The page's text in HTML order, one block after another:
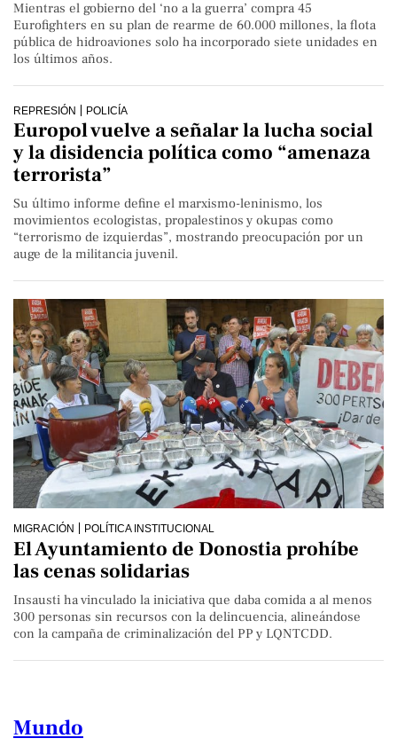
Mientras el gobierno del ‘no a la guerra’ compra 45
Eurofighters en su plan de rearme de 60.000 millones, la flota
pública de hidroaviones solo ha incorporado siete unidades en
los últimos años.
REPRESIÓN POLICÍA
Europol vuelve a señalar la lucha social
y la disidencia política como “amenaza
terrorista”
Su último informe define el marxismo-leninismo, los
movimientos ecologistas, propalestinos y okupas como
“terrorismo de izquierdas”, mostrando preocupación por un
auge de la militancia juvenil.
MIGRACIÓN POLÍTICA INSTITUCIONAL
El Ayuntamiento de Donostia prohíbe
las cenas solidarias
Insausti ha vinculado la iniciativa que daba comida a al menos
300 personas sin recursos con la delincuencia, alineándose
con la campaña de criminalización del PP y LQNTCDD.
Mundo